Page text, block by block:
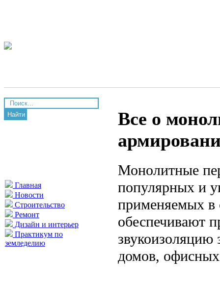
Найти
Главная
Новости
Строительство
Ремонт
Дизайн и интерьер
Практикум по
земледелию
Все о
Монолитные
популярных и
применяемых в
обеспечивают
звукоизоляцию
домов,